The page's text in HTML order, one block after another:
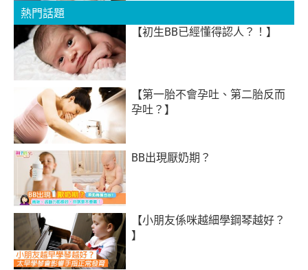
熱門話題
【初生BB已經懂得認人？！】
【第一胎不會孕吐、第二胎反而
孕吐？】
BB出現厭奶期？
【小朋友係咪越細學鋼琴越好？
】